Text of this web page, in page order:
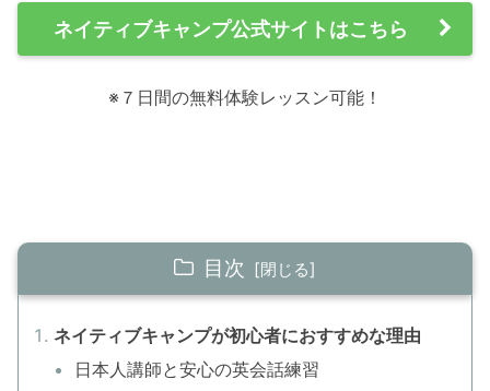
ネイティブキャンプ公式サイトはこちら
※７日間の無料体験レッスン可能！
目次
ネイティブキャンプが初心者におすすめな理由
日本人講師と安心の英会話練習